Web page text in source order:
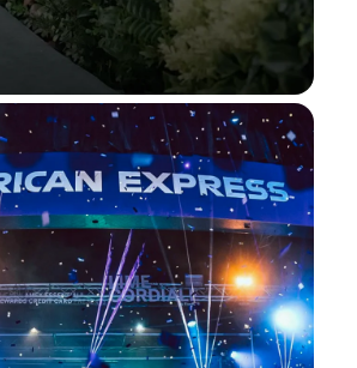
معرض الجواهر العربية
معرض
استمتع بجلسات عرض